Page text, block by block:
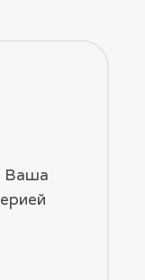
Ваша